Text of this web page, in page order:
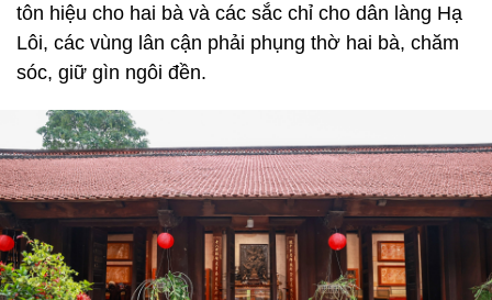
tôn hiệu cho hai bà và các sắc chỉ cho dân làng Hạ
Lôi, các vùng lân cận phải phụng thờ hai bà, chăm
sóc, giữ gìn ngôi đền.